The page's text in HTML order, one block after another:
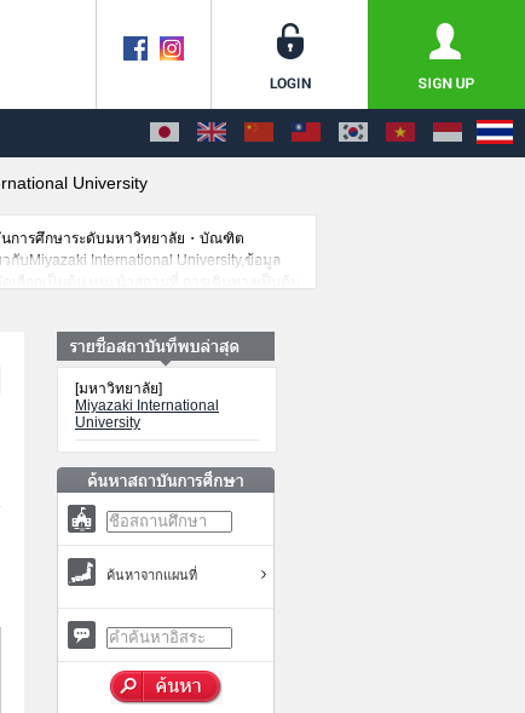
University
บันการศึกษาระดับมหาวิทยาลัย・บัณฑิต
บMiyazaki International University,ข้อมูล
อกเป็นต้น,แนะนำสถานที่,การเดินทางเป็นต้น
[มหาวิทยาลัย]
Miyazaki International
University
ค้นหาจากแผนที่